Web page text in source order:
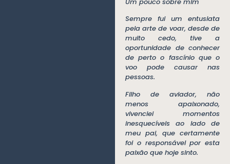
Sempre fui um entusiata
pela arte de voar, desde de
muito cedo, tive a
oportunidade de conhecer
de perto o fascínio que o
voo pode causar nas
pessoas.
Filho de aviador, não
menos apaixonado,
vivenciei momentos
inesquecíveis ao lado de
meu pai, que certamente
foi o responsável por esta
paixão que hoje sinto.